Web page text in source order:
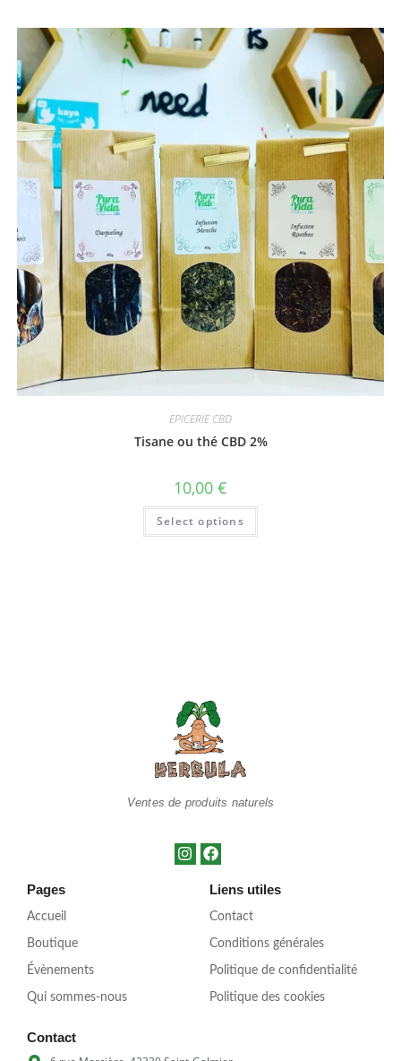
EPICERIE CBD
Tisane ou thé CBD 2%
10,00 €
Select options
Ventes de produits naturels
Pages
Accueil
Boutique
Évènements
Qui sommes-nous
Liens utiles
Contact
Conditions générales
Politique de confidentialité
Politique des cookies
Contact